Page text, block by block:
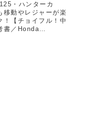
・ハンターカ
移動やレジャーが楽
！【チョイフル！中
書／Honda